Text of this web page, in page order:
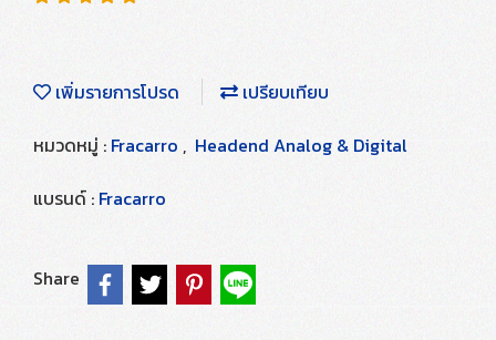
เพิ่มรายการโปรด
เปรียบเทียบ
หมวดหมู่ : Fracarro , Headend Analog & Digital
แบรนด์ : Fracarro
Share